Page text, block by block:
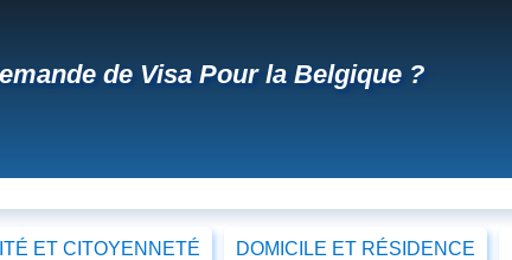
de Visa Pour la Belgique ?
ET CITOYENNETÉ DOMICILE ET RÉSIDENCE